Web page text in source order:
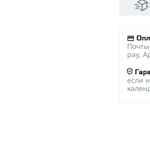
pay,
если